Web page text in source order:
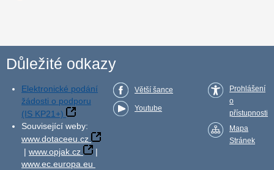
Důležité odkazy
Elektronické podání
žádosti o podporu
(IS KP21+)
Související weby:
www.dotaceeu.cz
| www.opjak.cz
|
www.ec.europa.eu
Větší šance
Youtube
Prohlášení
o
přístupnosti
Mapa
Stránek